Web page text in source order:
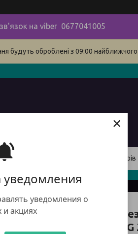
уведомления
уведомления о
и акциях
×
зв'язок на viber 0677041005
будуть оброблені з 09:00
Доставка і оплата товарів
DTN